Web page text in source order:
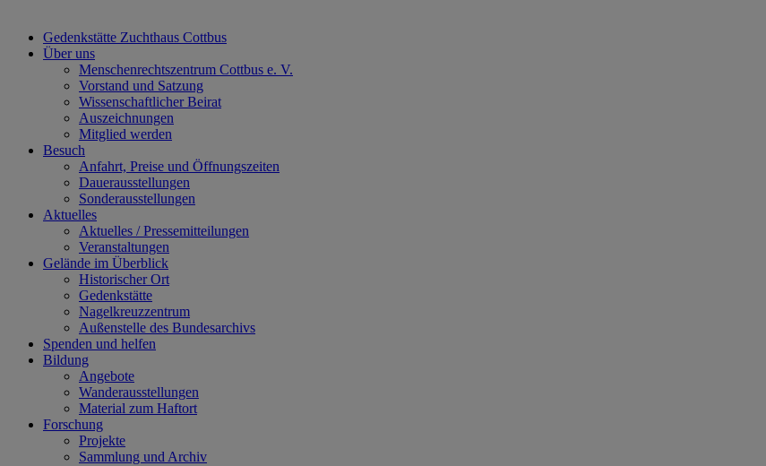
Gedenkstätte Zuchthaus Cottbus
Über uns
Menschenrechtszentrum Cottbus e. V.
Vorstand und Satzung
Wissenschaftlicher Beirat
Auszeichnungen
Mitglied werden
Besuch
Anfahrt, Preise und Öffnungszeiten
Dauerausstellungen
Sonderausstellungen
Aktuelles
Aktuelles / Pressemitteilungen
Veranstaltungen
Gelände im Überblick
Historischer Ort
Gedenkstätte
Nagelkreuzzentrum
Außenstelle des Bundesarchivs
Spenden und helfen
Bildung
Angebote
Wanderausstellungen
Material zum Haftort
Forschung
Projekte
Sammlung und Archiv